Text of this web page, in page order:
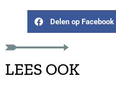
Delen op Facebook
LEES OOK